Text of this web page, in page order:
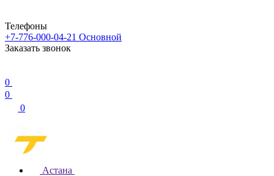
Телефоны
+7-776-000-04-21 Основной
Заказать звонок
0
0
0
Астана